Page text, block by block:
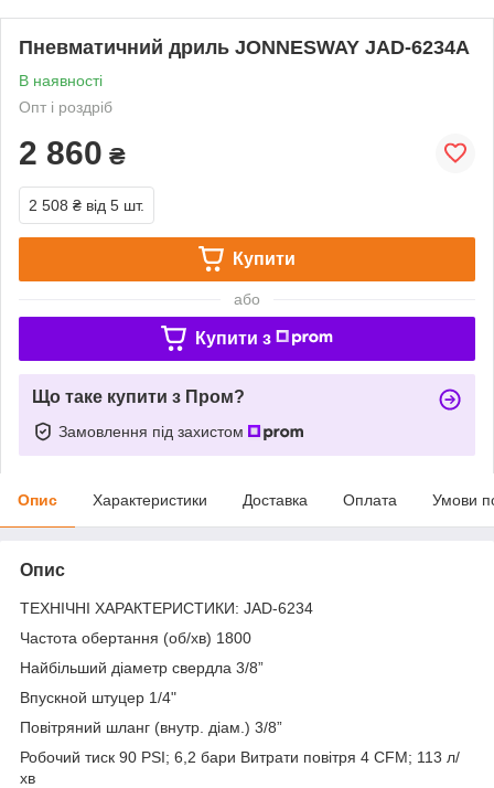
Пневматичний дриль JONNESWAY JAD-6234A
В наявності
Опт і роздріб
2 860 ₴
2 508 ₴ від 5 шт.
Купити
або
Купити з
Що таке купити з Пром?
Замовлення під захистом
Опис Характеристики Доставка Оплата Умови
Опис
ТЕХНІЧНІ ХАРАКТЕРИСТИКИ: JAD-6234
Частота обертання (об/хв) 1800
Найбільший діаметр свердла 3/8”
Впускной штуцер 1/4"
Повітряний шланг (внутр. діам.) 3/8”
Робочий тиск 90 PSI; 6,2 бари Витрати повітря 4 CFM; 113 л/
хв